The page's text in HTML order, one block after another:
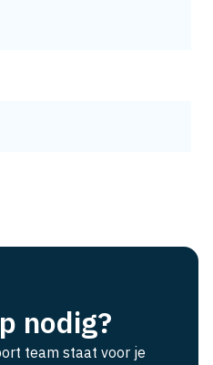
nodig?
team staat voor je